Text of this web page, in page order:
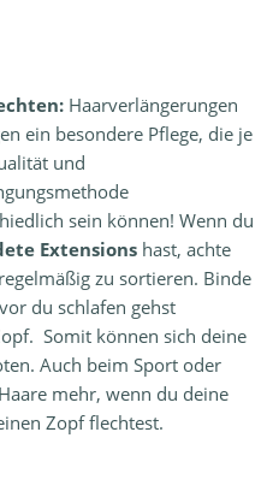
Haarverlängerungen
ein besondere Pflege, die je
und
sein können! Wenn du
Extensions hast, achte
zu sortieren. Binde
du schlafen gehst
Somit können sich deine
Auch beim Sport oder
mehr, wenn du deine
Zopf flechtest.